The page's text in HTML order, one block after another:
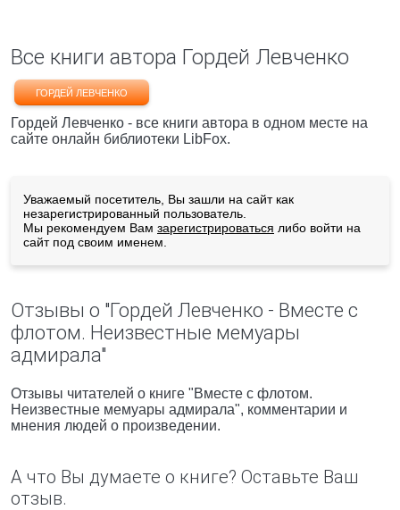
Все книги автора Гордей Левченко
ГОРДЕЙ ЛЕВЧЕНКО
Гордей Левченко - все книги автора в одном месте на
сайте онлайн библиотеки LibFox.
Уважаемый посетитель, Вы зашли на сайт как
незарегистрированный пользователь.
Мы рекомендуем Вам зарегистрироваться либо войти на
сайт под своим именем.
Отзывы о "Гордей Левченко - Вместе с
флотом. Неизвестные мемуары
адмирала"
Отзывы читателей о книге "Вместе с флотом.
Неизвестные мемуары адмирала", комментарии и
мнения людей о произведении.
А что Вы думаете о книге? Оставьте Ваш
отзыв.